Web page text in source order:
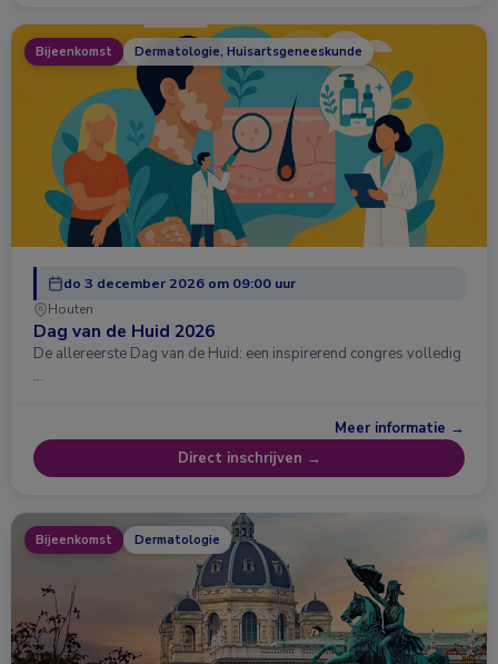
Bijeenkomst Dermatologie, Huisartsgeneeskunde
do 3 december 2026 om 09:00 uur
Houten
Dag van de Huid 2026
De allereerste Dag van de Huid: een inspirerend congres volledig
…
Meer informatie →
Direct inschrijven →
Bijeenkomst Dermatologie